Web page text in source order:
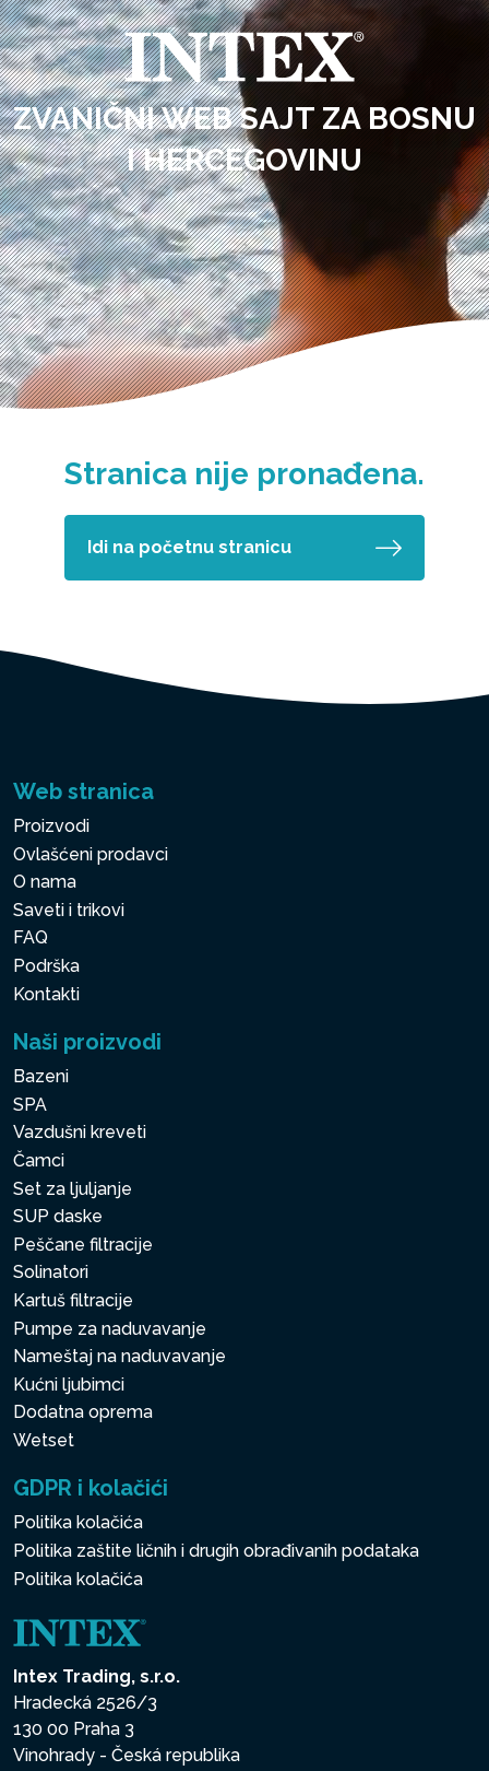
ZVANIČNI WEB SAJT ZA BOSNU
I HERCEGOVINU
Stranica nije pronađena.
Idi na početnu stranicu
Web stranica
Proizvodi
Ovlašćeni prodavci
O nama
Saveti i trikovi
FAQ
Podrška
Kontakti
Naši proizvodi
Bazeni
SPA
Vazdušni kreveti
Čamci
Set za ljuljanje
SUP daske
Peščane filtracije
Solinatori
Kartuš filtracije
Pumpe za naduvavanje
Nameštaj na naduvavanje
Kućni ljubimci
Dodatna oprema
Wetset
GDPR i kolačići
Politika kolačića
Politika zaštite ličnih i drugih obrađivanih podataka
Politika kolačića
Intex Trading, s.r.o.
Hradecká 2526/3
130 00 Praha 3
Vinohrady - Česká republika